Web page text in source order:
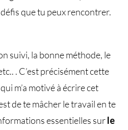
que tu peux rencontrer.
suivi, la bonne méthode, le
. C’est précisément cette
m’a motivé à écrire cet
de te mâcher le travail en te
essentielles surle